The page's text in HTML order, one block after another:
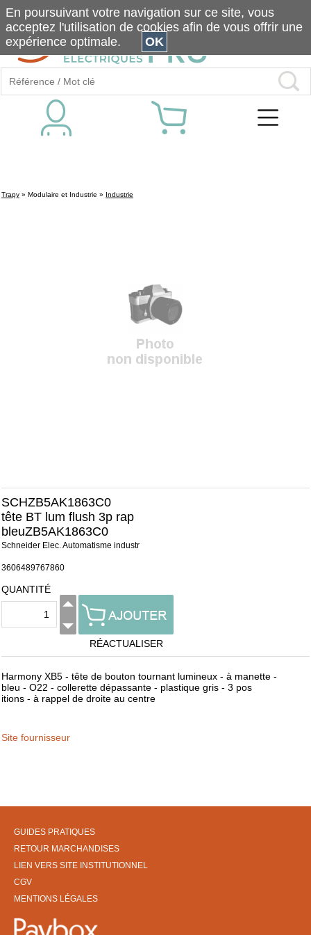
Trapy » Modulaire et Industrie » Industrie
SCHZB5AK1863C0
tête BT lum flush 3p rap
bleuZB5AK1863C0
Schneider Elec. Automatisme industr
3606489767860
QUANTITÉ
RÉACTUALISER
Harmony XB5 - tête de bouton tournant lumineux - à manette -
bleu - O22 - collerette dépassante - plastique gris - 3 pos
itions - à rappel de droite au centre
Site fournisseur
GUIDES PRATIQUES
RETOUR MARCHANDISES
LIEN VERS SITE INSTITUTIONNEL
CGV
MENTIONS LÉGALES
En poursuivant votre navigation sur ce site, vous
acceptez l'utilisation de cookies afin de vous offrir une
expérience optimale.
OK